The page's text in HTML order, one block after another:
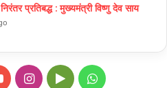
प्रतिबद्ध : मुख्यमंत्री विष्णु देव साय
YouTubeInstagram
GoogleWhatsApp